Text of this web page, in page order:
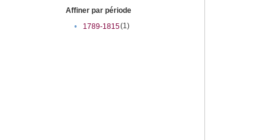
Affiner par période
•
1789-1815(1)